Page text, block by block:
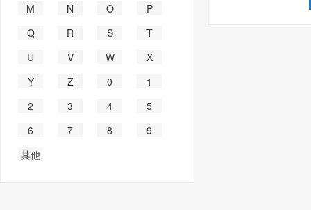
M
N O
P
Q
R S
T
U
V W
X
Y
Z 0
1
2
3 4
5
6
7 8
9
其他